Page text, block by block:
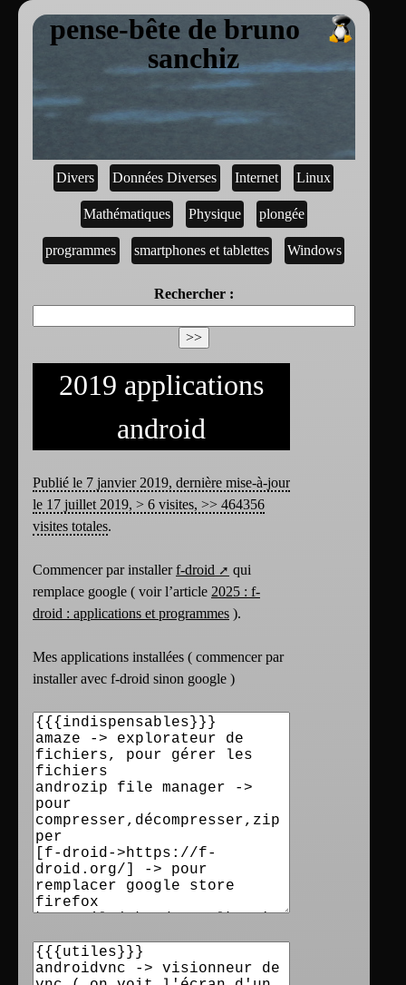
pense-bête de bruno
sanchiz
Divers Données Diverses Internet Linux
Mathématiques Physique plongée
programmes smartphones et tablettes Windows
Rechercher :
2019 applications
android
Publié le 7 janvier 2019, dernière mise-à-jour
le 17 juillet 2019, > 6 visites, >> 464356
visites totales.
Commencer par installerf-droid
qui
remplace google ( voir l’article 2025 : f-
droid : applications et programmes ).
Mes applications installées ( commencer par
installer avec f-droid sinon google )